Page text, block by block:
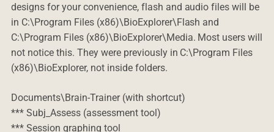
designs for your convenience, flash and audio files will be
in C:\Program Files (x86)\BioExplorer\Flash and
C:\Program Files (x86)\BioExplorer\Media. Most users will
not notice this. They were previously in C:\Program Files
(x86)\BioExplorer, not inside folders.
Documents\Brain-Trainer (with shortcut)
*** Subj_Assess (assessment tool)
*** Session graphing tool